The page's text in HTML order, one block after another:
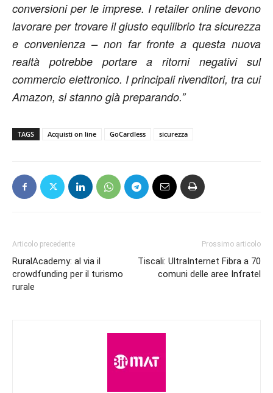
conversioni per le imprese. I retailer online devono
lavorare per trovare il giusto equilibrio tra sicurezza
e convenienza – non far fronte a questa nuova
realtà potrebbe portare a ritorni negativi sul
commercio elettronico. I principali rivenditori, tra cui
Amazon, si stanno già preparando.”
TAGS Acquisti on line GoCardless sicurezza
Articolo precedente
RuralAcademy: al via il
crowdfunding per il turismo
rurale
Prossimo articolo
Tiscali: UltraInternet Fibra a 70
comuni delle aree Infratel